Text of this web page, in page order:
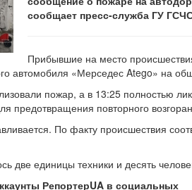
сообщает пресс-служба ГУ
Прибывшие на место
автомобиля «Мерседес Atego» на
пожар, а в 13:25 полностью
предотвращения повторного
По факту происшествия
две единицы техники и десять
РепортерUA в социальных